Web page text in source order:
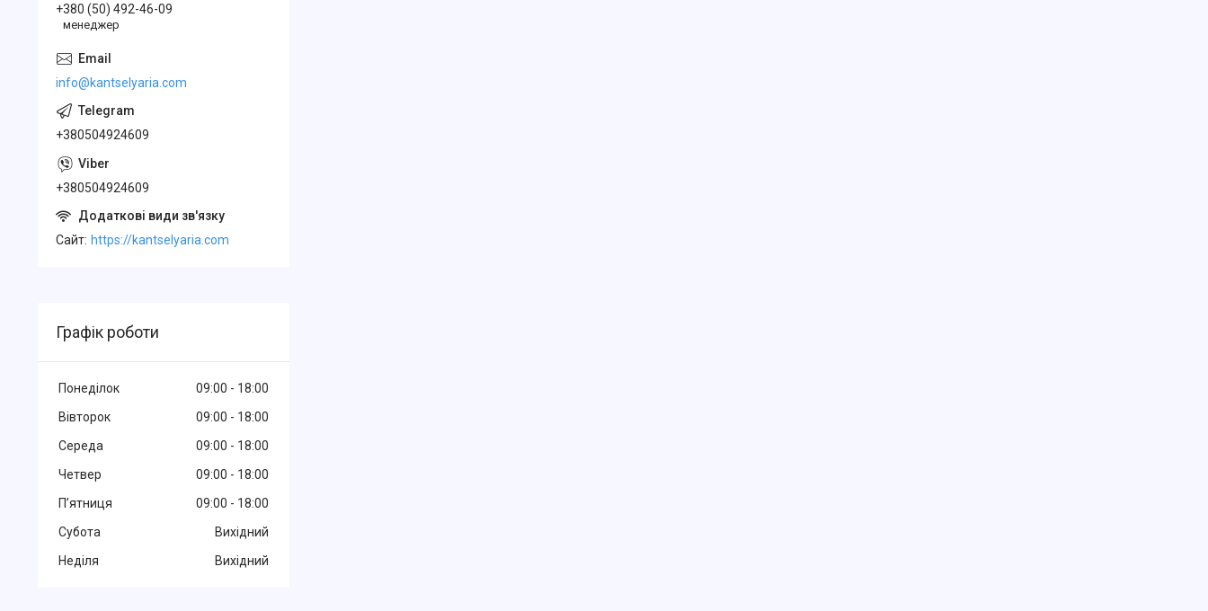
+380 (50) 492-46-09
менеджер
info@kantselyaria.com
+380504924609
+380504924609
Cайт https://kantselyaria.com
Графік роботи
Понеділок 09:00
18:00
Вівторок
09:00
18:00
Середа
09:00
18:00
Четвер
09:00
18:00
Пʼятниця
09:00
18:00
Субота
Вихідний
Неділя
Вихідний